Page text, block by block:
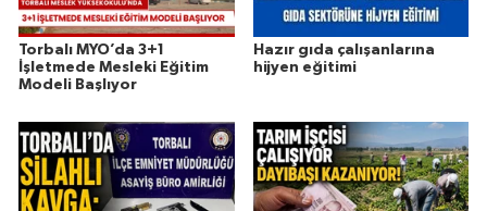
Torbalı MYO’da 3+1
İşletmede Mesleki Eğitim
Modeli Başlıyor
Hazır gıda çalışanlarına
hijyen eğitimi